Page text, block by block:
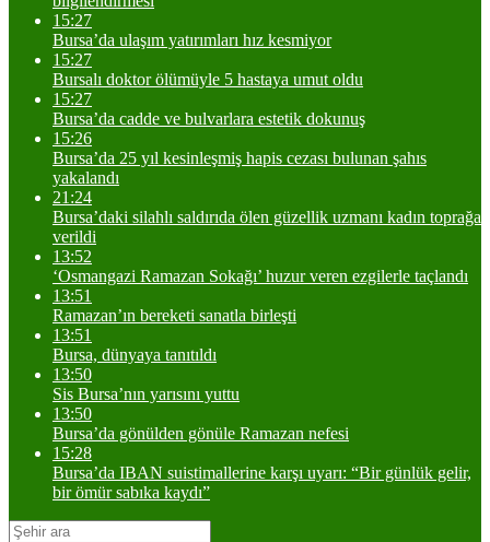
15:27
Bursa’da ulaşım yatırımları hız kesmiyor
15:27
Bursalı doktor ölümüyle 5 hastaya umut oldu
15:27
Bursa’da cadde ve bulvarlara estetik dokunuş
15:26
Bursa’da 25 yıl kesinleşmiş hapis cezası bulunan şahıs
yakalandı
21:24
Bursa’daki silahlı saldırıda ölen güzellik uzmanı kadın toprağa
verildi
13:52
‘Osmangazi Ramazan Sokağı’ huzur veren ezgilerle taçlandı
13:51
Ramazan’ın bereketi sanatla birleşti
13:51
Bursa, dünyaya tanıtıldı
13:50
Sis Bursa’nın yarısını yuttu
13:50
Bursa’da gönülden gönüle Ramazan nefesi
15:28
Bursa’da IBAN suistimallerine karşı uyarı: “Bir günlük gelir,
bir ömür sabıka kaydı”